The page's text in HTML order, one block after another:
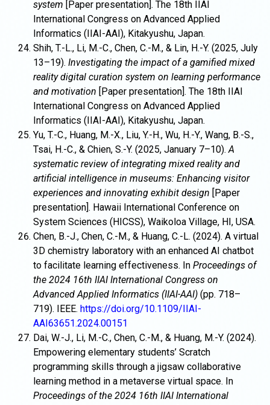
system [Paper presentation]. The 18th IIAI
International Congress on Advanced Applied
Informatics (IIAI-AAI), Kitakyushu, Japan.
Shih, T.-L., Li, M.-C., Chen, C.-M., & Lin, H.-Y. (2025, July
13–19). Investigating the impact of a gamified mixed
reality digital curation system on learning performance
and motivation [Paper presentation]. The 18th IIAI
International Congress on Advanced Applied
Informatics (IIAI-AAI), Kitakyushu, Japan.
Yu, T.-C., Huang, M.-X., Liu, Y.-H., Wu, H.-Y., Wang, B.-S.,
Tsai, H.-C., & Chien, S.-Y. (2025, January 7–10). A
systematic review of integrating mixed reality and
artificial intelligence in museums: Enhancing visitor
experiences and innovating exhibit design [Paper
presentation]. Hawaii International Conference on
System Sciences (HICSS), Waikoloa Village, HI, USA.
Chen, B.-J., Chen, C.-M., & Huang, C.-L. (2024). A virtual
3D chemistry laboratory with an enhanced AI chatbot
to facilitate learning effectiveness. In Proceedings of
the 2024 16th IIAI International Congress on
Advanced Applied Informatics (IIAI-AAI) (pp. 718–
719). IEEE. https://doi.org/10.1109/IIAI-
AAI63651.2024.00151
Dai, W.-J., Li, M.-C., Chen, C.-M., & Huang, M.-Y. (2024).
Empowering elementary students’ Scratch
programming skills through a jigsaw collaborative
learning method in a metaverse virtual space. In
Proceedings of the 2024 16th IIAI International